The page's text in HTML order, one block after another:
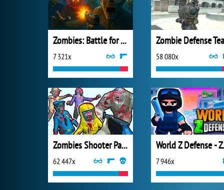
Zombies: Battle for Survival
7 321x
Zombie Defense
58 080x
Zombies Shooter Part 1
62 447x 7 946x